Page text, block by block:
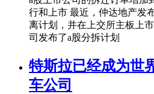
行和上市 最近，仲达地产发
离计划，并在上交所主板上
司发布了a股分拆计划
特斯拉已经成为世
车公司